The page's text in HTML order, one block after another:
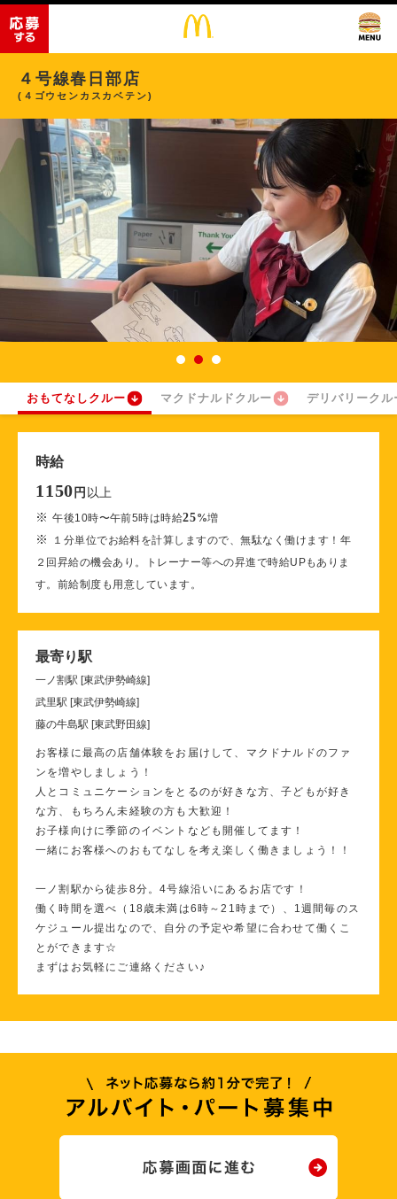
４号線春日部店
(４ゴウセンカスカベテン)
おもてなしクルー マクドナルドクルー デリバリークル
時給
1150 円 以上
※午後10時〜午前5時は時給25%増
※
１分単位でお給料を計算しますので、無駄なく働けます！年
２回昇給の機会あり。トレーナー等への昇進で時給UPもありま
す。前給制度も用意しています。
最寄り駅
一ノ割駅 [東武伊勢崎線]
武里駅 [東武伊勢崎線]
藤の牛島駅 [東武野田線]
お客様に最高の店舗体験をお届けして、マクドナルドのファ
ンを増やしましょう！
人とコミュニケーションをとるのが好きな方、子どもが好き
な方、もちろん未経験の方も大歓迎！
お子様向けに季節のイベントなども開催してます！
一緒にお客様へのおもてなしを考え楽しく働きましょう！！
一ノ割駅から徒歩8分。4号線沿いにあるお店です！
働く時間を選べ（18歳未満は6時～21時まで）、1週間毎のス
ケジュール提出なので、自分の予定や希望に合わせて働くこ
とができます☆
まずはお気軽にご連絡ください♪